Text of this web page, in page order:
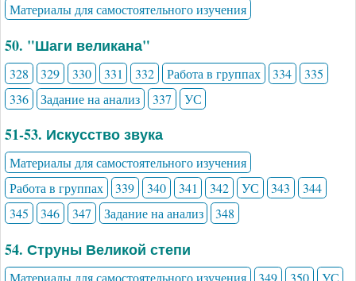
Материалы для самостоятельного изучения
50. "Шаги великана"
328 329 330 331 332 Работа в группах 334
335
336
Задание на анализ 337 УС
51-53. Искусство звука
Материалы для самостоятельного изучения
Работа в группах
339 340 341 342 УС 343
344
345
346 347 Задание на анализ 348
54. Струны Великой степи